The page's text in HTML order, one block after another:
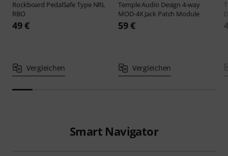
Rockboard PedalSafe Type NRL
RBO
49 €
Vergleichen
Temple Audio Design4-way
MOD-4X Jack Patch Module
59 €
Vergleichen
Smart Navigator